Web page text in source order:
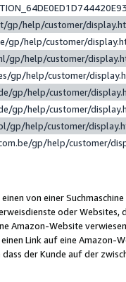
gp/help/customer/
gp/help/customer/
gp/help/customer/
gp/help/customer/
gp/help/customer/
gp/help/customer/
gp/help/customer/
gp/help/customer/
von einer
oder Websites,
Amazon-Website
Link auf eine
der Kunde auf der